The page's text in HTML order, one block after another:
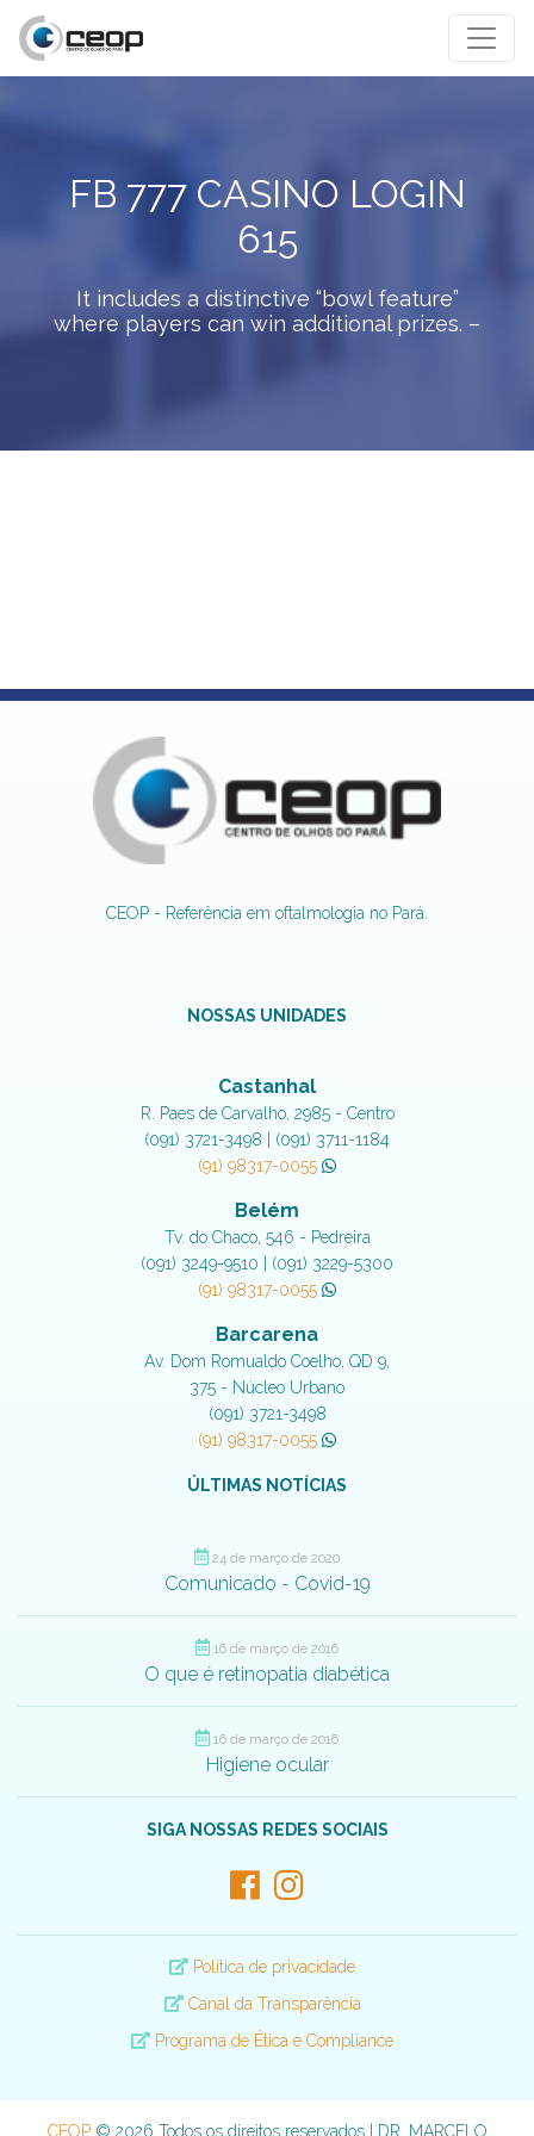
FB 777 CASINO LOGIN
615
It includes a distinctive “bowl feature”
where players can win additional prizes. –
CEOP - Referência em oftalmologia no Pará.
NOSSAS UNIDADES
Castanhal
R. Paes de Carvalho, 2985 - Centro
(091) 3721-3498 | (091) 3711-1184
(91) 98317-0055
Belém
Tv. do Chaco, 546 - Pedreira
(091) 3249-9510 | (091) 3229-5300
(91) 98317-0055
Barcarena
Av. Dom Romualdo Coelho, QD 9,
375 - Núcleo Urbano
(091) 3721-3498
(91) 98317-0055
ÚLTIMAS NOTÍCIAS
24 de março de 2020
Comunicado - Covid-19
16 de março de 2016
O que é retinopatia diabética
16 de março de 2016
Higiene ocular
SIGA NOSSAS REDES SOCIAIS
Política de privacidade
Canal da Transparência
Programa de Ética e Compliance
CEOP© 2026 Todos os direitos reservados | DR. MARCELO